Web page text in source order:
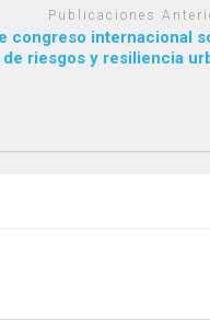
Publicaciones
congreso internacional
riesgos y resiliencia